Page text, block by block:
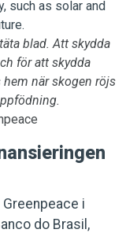
blad. Att skydda
för att skydda
när skogen röjs
i
do Brasil,